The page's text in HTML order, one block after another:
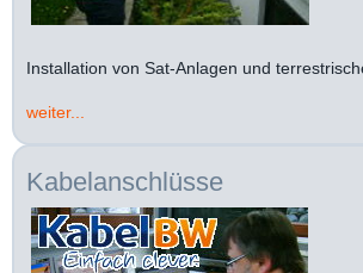
Installation von Sat-Anlagen und
weiter...
Kabelanschlüsse